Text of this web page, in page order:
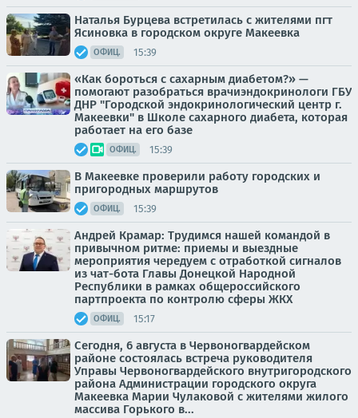
Наталья Бурцева встретилась с жителями пгт
Ясиновка в городском округе Макеевка
ОФИЦ. 15:39
«Как бороться с сахарным диабетом?» —
помогают разобраться врачиэндокринологи ГБУ
ДНР "Городской эндокринологический центр г.
Макеевки" в Школе сахарного диабета, которая
работает на его базе
ОФИЦ. 15:39
В Макеевке проверили работу городских и
пригородных маршрутов
ОФИЦ. 15:39
Андрей Крамар: Трудимся нашей командой в
привычном ритме: приемы и выездные
мероприятия чередуем с отработкой сигналов
из чат-бота Главы Донецкой Народной
Республики в рамках общероссийского
партпроекта по контролю сферы ЖКХ
ОФИЦ. 15:17
Сегодня, 6 августа в Червоногвардейском
районе состоялась встреча руководителя
Управы Червоногвардейского внутригородского
района Администрации городского округа
Макеевка Марии Чулаковой с жителями жилого
массива Горького в...